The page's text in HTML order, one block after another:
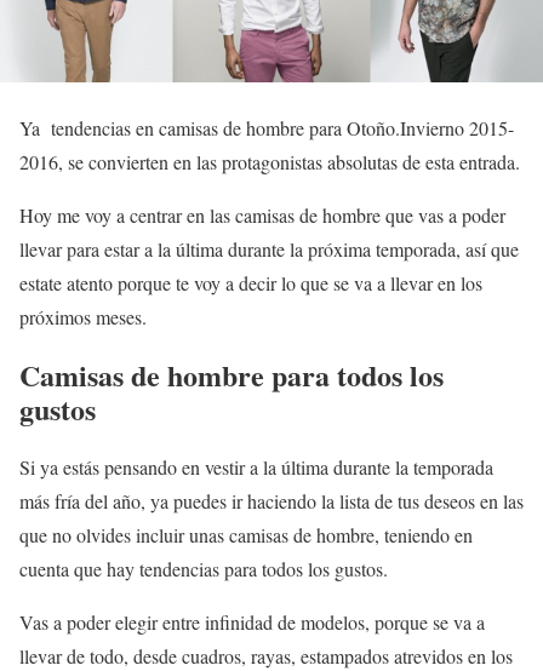
Ya tendencias en camisas de hombre para Otoño.Invierno 2015-
2016, se convierten en las protagonistas absolutas de esta entrada.
Hoy me voy a centrar en las camisas de hombre que vas a poder
llevar para estar a la última durante la próxima temporada, así que
estate atento porque te voy a decir lo que se va a llevar en los
próximos meses.
Camisas de hombre para todos los
gustos
Si ya estás pensando en vestir a la última durante la temporada
más fría del año, ya puedes ir haciendo la lista de tus deseos en las
que no olvides incluir unas camisas de hombre, teniendo en
cuenta que hay tendencias para todos los gustos.
Vas a poder elegir entre infinidad de modelos, porque se va a
llevar de todo, desde cuadros, rayas, estampados atrevidos en los